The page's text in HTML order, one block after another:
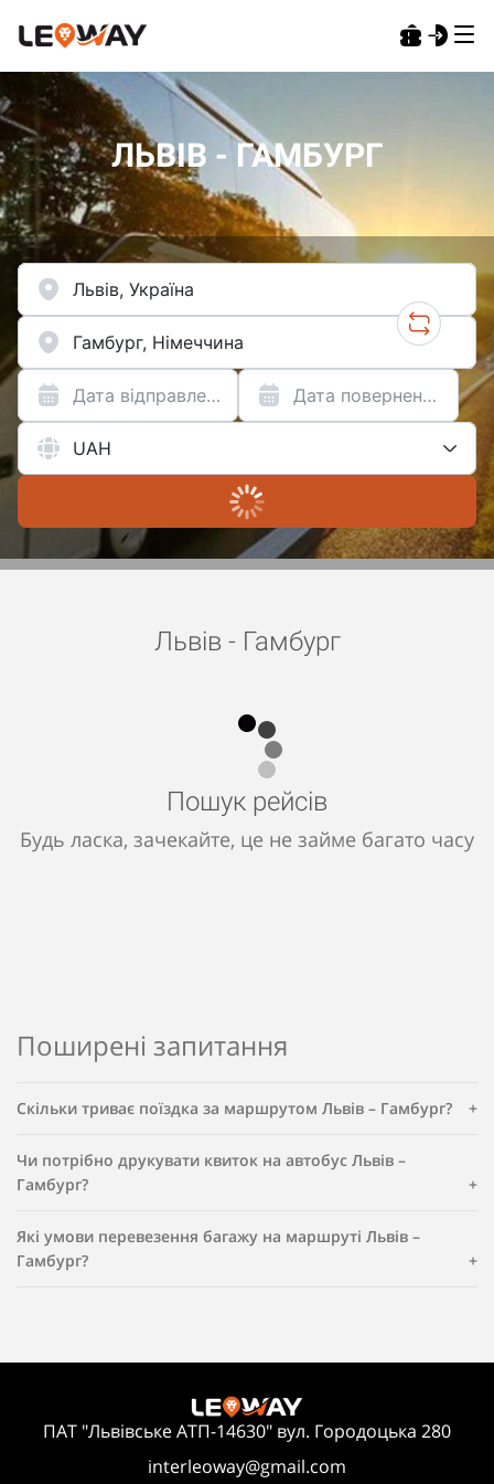
ЛЬВІВ - ГАМБУРГ
Дата відправлення Дата повернення
Львів - Гамбург
Пошук рейсів
Будь ласка, зачекайте, це не займе багато часу
Поширені запитання
Скільки триває поїздка за маршрутом Львів – Гамбург?
Чи потрібно друкувати квиток на автобус Львів –
Гамбург?
Які умови перевезення багажу на маршруті Львів –
Гамбург?
ПАТ "Львівське АТП-14630" вул. Городоцька 280
interleoway@gmail.com